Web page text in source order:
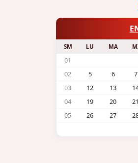
SM LU MA
01
02
5 6 7
03
12 13
04
19 20 21
05
26 27